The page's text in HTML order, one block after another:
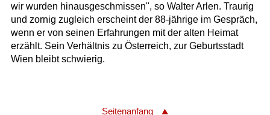
wir wurden hinausgeschmissen", so Walter Arlen. Traurig
und zornig zugleich erscheint der 88-jährige im Gespräch,
wenn er von seinen Erfahrungen mit der alten Heimat
erzählt. Sein Verhältnis zu Österreich, zur Geburtsstadt
Wien bleibt schwierig.
Seitenanfang